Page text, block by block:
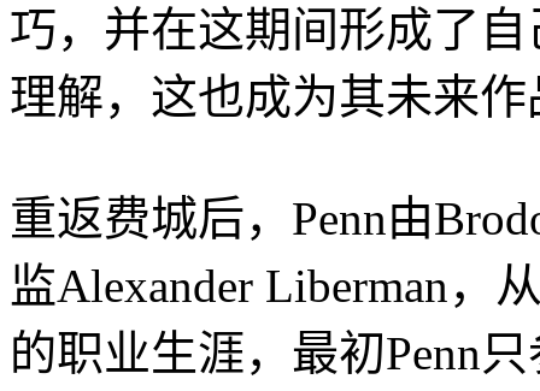
巧，并在这期间形成了
理解，这也成为其未来
重返费城后，Penn由
监Alexander Liberman，
的职业生涯，最初Penn